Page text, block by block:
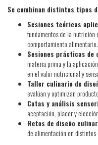
Se combinan distintos tipos
Sesiones teóricas
fundamentos de la
comportamiento alimentario.
Sesiones prácticas de
materia prima y la
en el valor nutricional y
Taller culinario de
evalúan y optimizan
Catas y análisis
aceptación, placer y
Retos de diseño
de alimentación en